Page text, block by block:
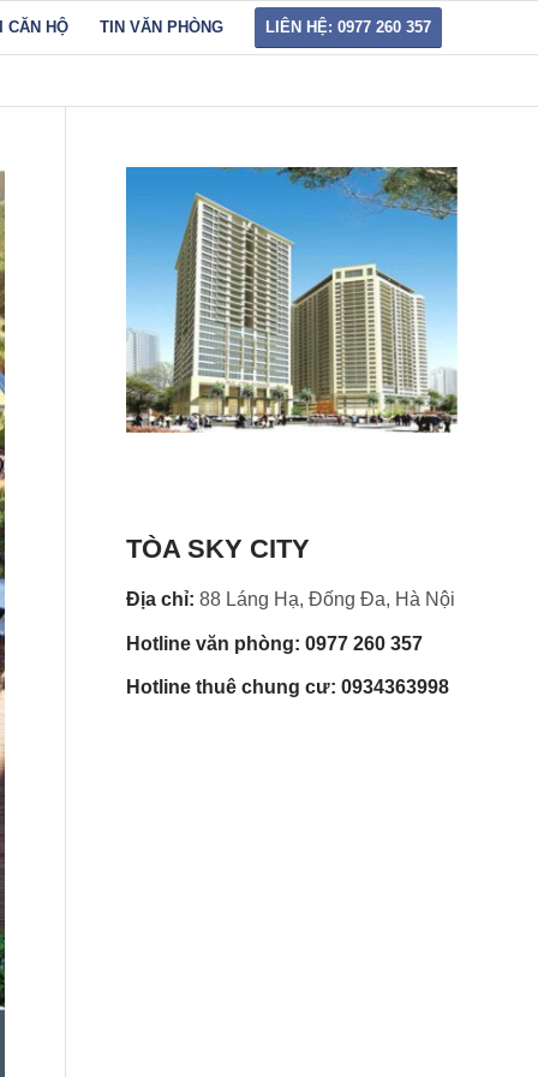
CĂN HỘ TIN VĂN PHÒNG LIÊN HỆ: 0977 260 357
TÒA SKY CITY
Địa chỉ: 88 Láng Hạ, Đống Đa, Hà Nội
Hotline văn phòng: 0977 260 357
Hotline thuê chung cư: 0934363998